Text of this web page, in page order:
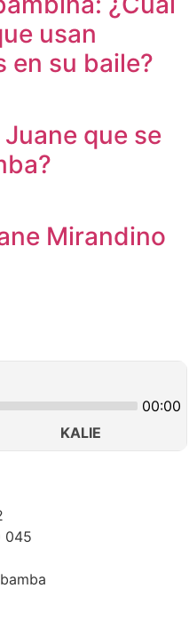
usan
en su baile?
que se
Mirandino
045